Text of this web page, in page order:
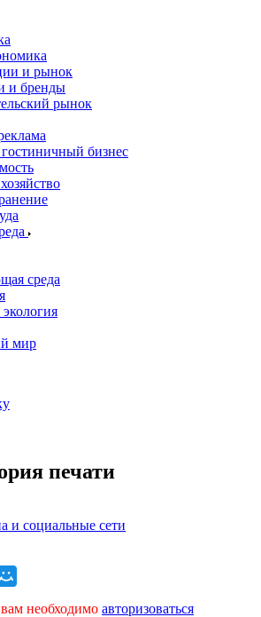
и рынок
и бренды
рынок
бизнес
среда
мир
печати
и социальные сети
необходимо авторизоваться